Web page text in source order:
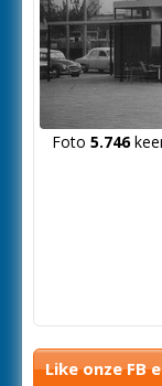
Foto 5.746
Like onze FB